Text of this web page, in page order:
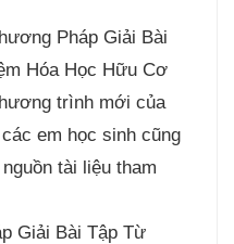
Pháp Giải Bài
Hóa Học Hữu Cơ
trình mới của
em học sinh cũng
tài liệu tham
Giải Bài Tập Từ